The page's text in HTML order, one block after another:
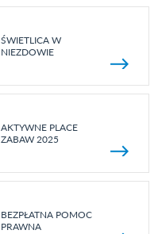
ŚWIETLICA W
NIEZDOWIE
AKTYWNE PLACE
ZABAW 2025
BEZPŁATNA POMOC
PRAWNA